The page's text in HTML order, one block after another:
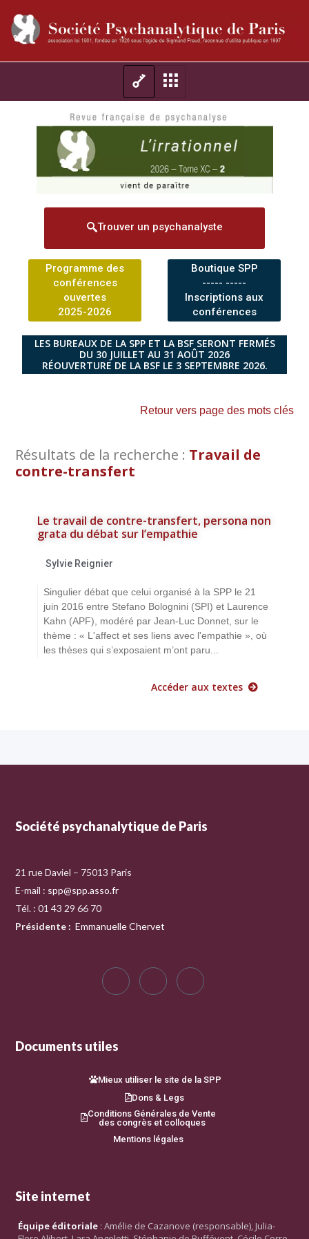
Trouver un psychanalyste
Programme des
conférences
ouvertes
2025-2026
Boutique SPP
----- -----
Inscriptions aux
conférences
LES BUREAUX DE LA SPP ET LA BSF SERONT FERMÉS
DU 30 JUILLET AU 31 AOÛT 2026
RÉOUVERTURE DE LA BSF LE 3 SEPTEMBRE 2026.
Retour vers page des mots clés
Résultats de la recherche : Travail de
contre-transfert
Le travail de contre-transfert, persona non
grata du débat sur l’empathie
Sylvie Reignier
Singulier débat que celui organisé à la SPP le 21
juin 2016 entre Stefano Bolognini (SPI) et Laurence
Kahn (APF), modéré par Jean-Luc Donnet, sur le
thème : « L'affect et ses liens avec l'empathie », où
les thèses qui s’exposaient m’ont paru...
Accéder aux textes
Société psychanalytique de Paris
21 rue Daviel – 75013 Paris
E-mail : spp@spp.asso.fr
Tél. : 01 43 29 66 70
Présidente : Emmanuelle Chervet
Documents utiles
Mieux utiliser le site de la SPP
Dons & Legs
Conditions Générales de Vente
des congrès et colloques
Mentions légales
Site internet
Équipe éditoriale : Amélie de Cazanove (responsable), Julia-